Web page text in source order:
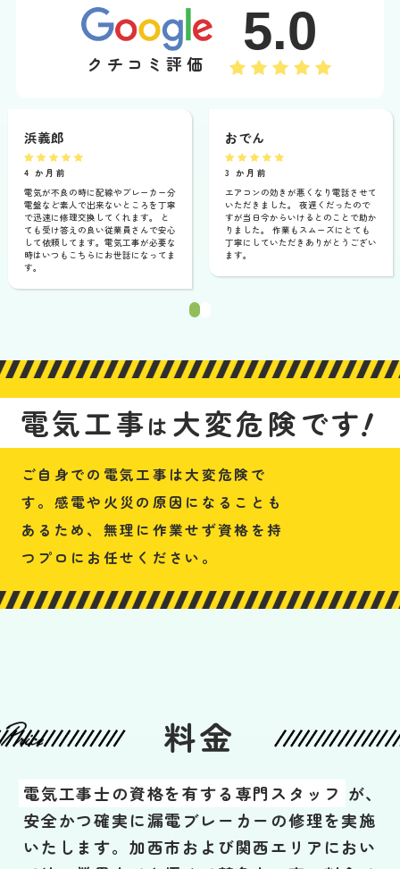
クチコミ評価
5.0
浜義郎
4 か月前
電気が不良の時に配線やブレーカー分
電盤など素人で出来ないところを丁寧
で迅速に修理交換してくれます。 と
ても受け答えの良い従業員さんで安心
して依頼してます。電気工事が必要な
時はいつもこちらにお世話になってま
す。
おでん
3 か月前
エアコンの効きが悪くなり電話させて
いただきました。 夜遅くだったので
すが当日今からいけるとのことで助か
りました。 作業もスムーズにとても
丁寧にしていただきありがとうござい
ます。
1
電気工事は 大変危険です
！
ご自身での電気工事は大変危険で
す。感電や火災の原因になることも
あるため、無理に作業せず資格を持
つプロにお任せください。
料金
電気工事士の資格を有する専門スタッフ が、
安全かつ確実に漏電ブレーカーの修理を実施
いたします。加西市および関西エリアにおい